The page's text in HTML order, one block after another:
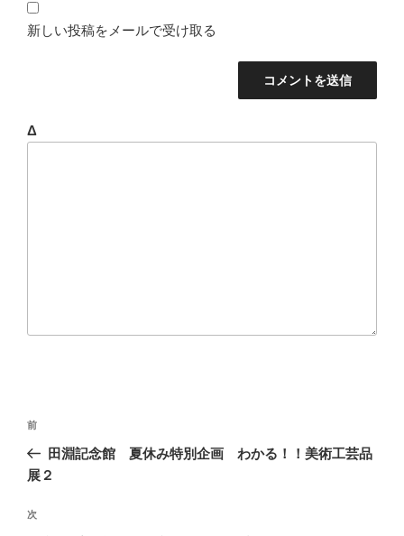
新しい投稿をメールで受け取る
Δ
投
ナ
ゲ
前
の
投
前
田淵記念館 夏休み特別企画 わかる！！美術工芸品
展２
次
次